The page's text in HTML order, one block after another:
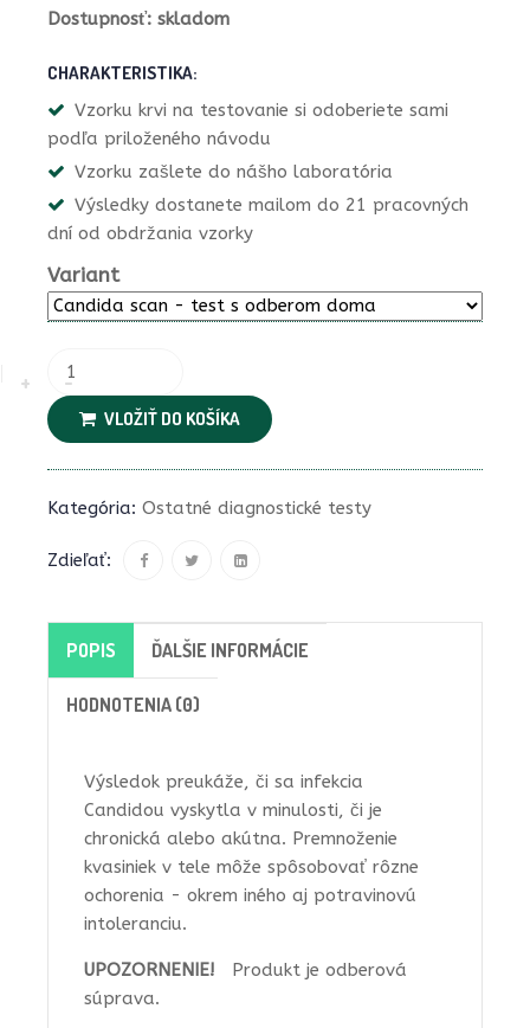
Dostupnosť: skladom
CHARAKTERISTIKA:
Vzorku krvi na testovanie si odoberiete sami
podľa priloženého návodu
Vzorku zašlete do nášho laboratória
Výsledky dostanete mailom do 21 pracovných
dní od obdržania vzorky
Variant
VLOŽIŤ DO KOŠÍKA
Kategória: Ostatné diagnostické testy
Zdieľať:
POPIS ĎALŠIE INFORMÁCIE
HODNOTENIA (0)
Výsledok preukáže, či sa infekcia
Candidou vyskytla v minulosti, či je
chronická alebo akútna. Premnoženie
kvasiniek v tele môže spôsobovať rôzne
ochorenia - okrem iného aj potravinovú
intoleranciu.
UPOZORNENIE! Produkt je odberová
súprava.